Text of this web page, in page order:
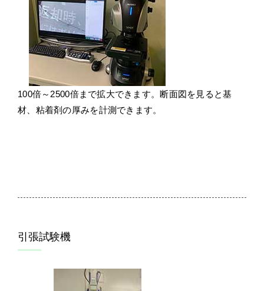
100倍～2500倍まで拡大できます。断面図を見ると基
材、粘着剤の厚みを計測できます。
引張試験機